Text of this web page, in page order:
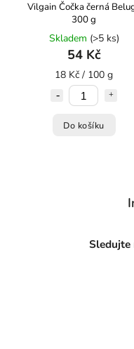
Vilgain Čočka černá
300 g
Skladem (>5 ks)
54 Kč
18 Kč / 100 g
Do košíku
Sledujte